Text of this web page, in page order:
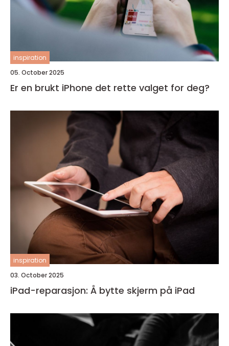
inspiration
05. October 2025
Er en brukt iPhone det rette valget for deg?
inspiration
03. October 2025
iPad-reparasjon: Å bytte skjerm på iPad